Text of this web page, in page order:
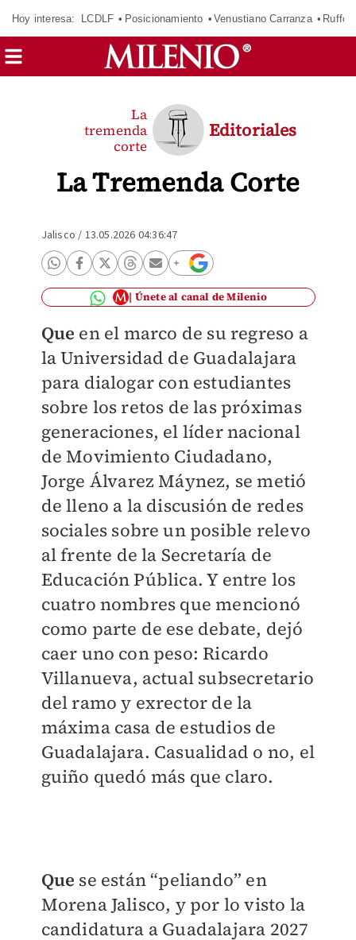
Hoy interesa: LCDLF Posicionamiento Venustiano Carranza Ruffo
La Tremenda Corte
La
tremenda
corte
Editoriales
Jalisco / 13.05.2026 04:36:47
Únete al canal de Milenio
Que en el marco de su regreso a
la Universidad de Guadalajara
para dialogar con estudiantes
sobre los retos de las próximas
generaciones, el líder nacional
de Movimiento Ciudadano,
Jorge Álvarez Máynez, se metió
de lleno a la discusión de redes
sociales sobre un posible relevo
al frente de la Secretaría de
Educación Pública. Y entre los
cuatro nombres que mencionó
como parte de ese debate, dejó
caer uno con peso: Ricardo
Villanueva, actual subsecretario
del ramo y exrector de la
máxima casa de estudios de
Guadalajara. Casualidad o no, el
guiño quedó más que claro.
Que se están “peliando” en
Morena Jalisco, y por lo visto la
candidatura a Guadalajara 2027